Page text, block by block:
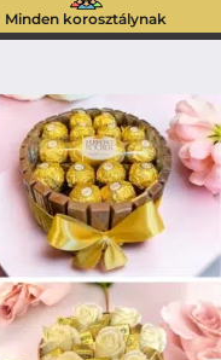
Minden korosztálynak